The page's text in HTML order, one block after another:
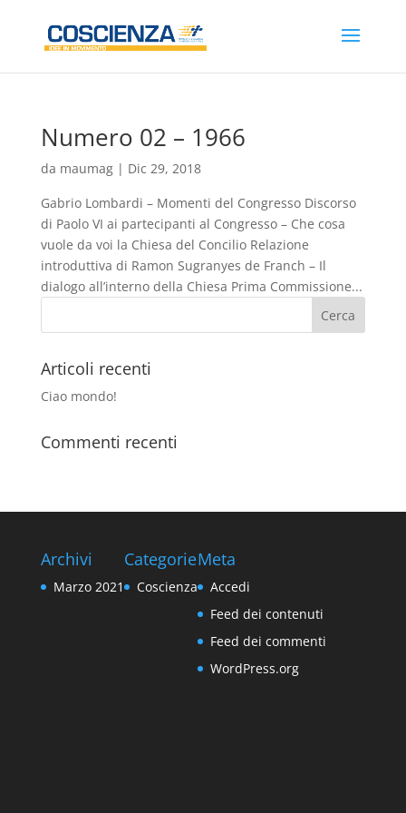
Numero 02 – 1966
da maumag| Dic 29, 2018
Gabrio Lombardi – Momenti del Congresso Discorso
di Paolo VI ai partecipanti al Congresso – Che cosa
vuole da voi la Chiesa del Concilio Relazione
introduttiva di Ramon Sugranyes de Franch – Il
dialogo all’interno della Chiesa Prima Commissione...
Articoli recenti
Ciao mondo!
Commenti recenti
Archivi
Marzo 2021
Categorie
Coscienza
Meta
Accedi
Feed dei contenuti
Feed dei commenti
WordPress.org